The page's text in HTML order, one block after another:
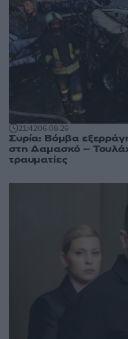
21:4206.08.26
Συρία: Βόμβα
στη Δαμασκό –
τραυματίες